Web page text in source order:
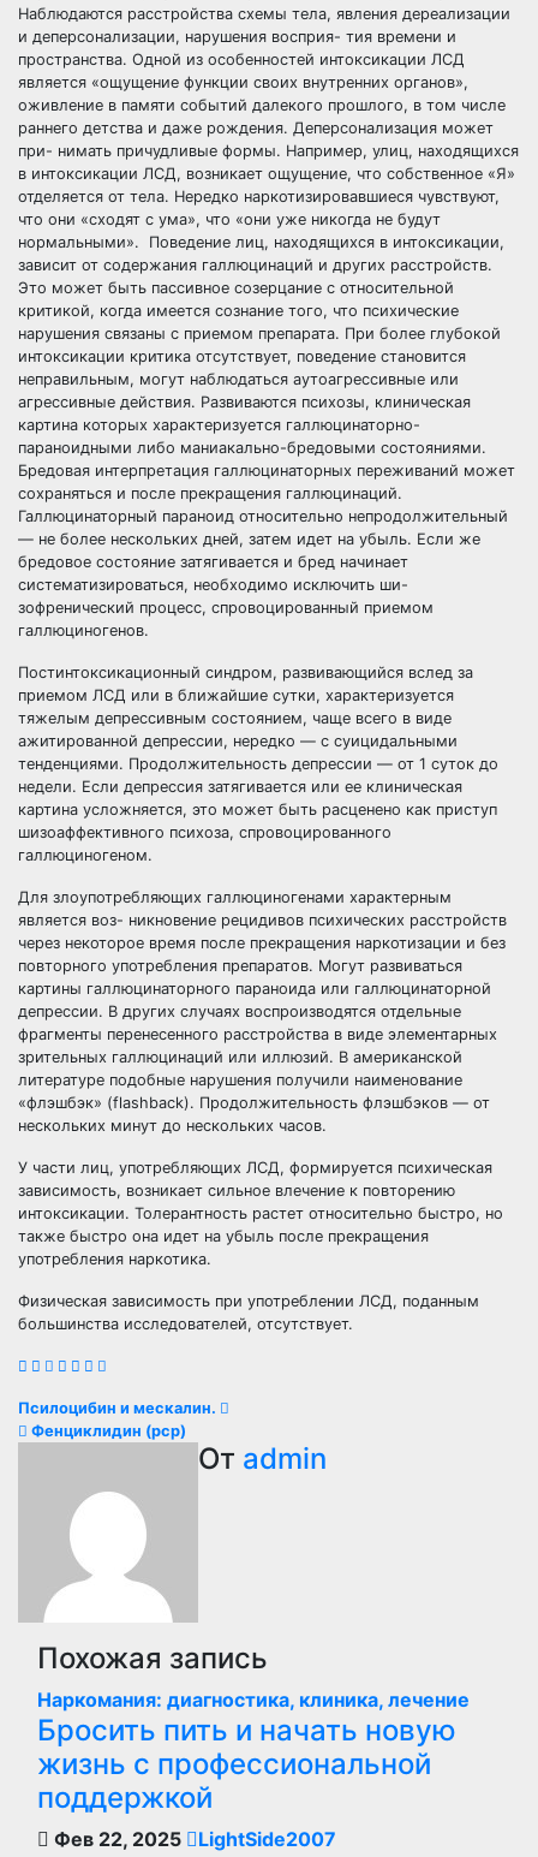
Наблюдаются расстройства схемы тела, явления дереализации
и деперсонализации, нарушения восприя- тия времени и
пространства. Одной из особенностей интоксикации ЛСД
является «ощущение функции своих внутренних органов»,
оживление в памяти событий далекого прошлого, в том числе
раннего детства и даже рождения. Деперсонализация может
при- нимать причудливые формы. Например, улиц, находящихся
в интоксикации ЛСД, возникает ощущение, что собственное «Я»
отделяется от тела. Нередко наркотизировавшиеся чувствуют,
что они «сходят с ума», что «они уже никогда не будут
нормальными». Поведение лиц, находящихся в интоксикации,
зависит от содержания галлюцинаций и других расстройств.
Это может быть пассивное созерцание с относительной
критикой, когда имеется сознание того, что психические
нарушения связаны с приемом препарата. При более глубокой
интоксикации критика отсутствует, поведение становится
неправильным, могут наблюдаться аутоагрессивные или
агрессивные действия. Развиваются психозы, клиническая
картина которых характеризуется галлюцинаторно-
параноидными либо маниакально-бредовыми состояниями.
Бредовая интерпретация галлюцинаторных переживаний может
сохраняться и после прекращения галлюцинаций.
Галлюцинаторный параноид относительно непродолжительный
— не более нескольких дней, затем идет на убыль. Если же
бредовое состояние затягивается и бред начинает
систематизироваться, необходимо исключить ши-
зофренический процесс, спровоцированный приемом
галлюциногенов.
Постинтоксикационный синдром, развивающийся вслед за
приемом ЛСД или в ближайшие сутки, характеризуется
тяжелым депрессивным состоянием, чаще всего в виде
ажитированной депрессии, нередко — с суицидальными
тенденциями. Продолжительность депрессии — от 1 суток до
недели. Если депрессия затягивается или ее клиническая
картина усложняется, это может быть расценено как приступ
шизоаффективного психоза, спровоцированного
галлюциногеном.
Для злоупотребляющих галлюциногенами характерным
является воз- никновение рецидивов психических расстройств
через некоторое время после прекращения наркотизации и без
повторного употребления препаратов. Могут развиваться
картины галлюцинаторного параноида или галлюцинаторной
депрессии. В других случаях воспроизводятся отдельные
фрагменты перенесенного расстройства в виде элементарных
зрительных галлюцинаций или иллюзий. В американской
литературе подобные нарушения получили наименование
«флэшбэк» (flashback). Продолжительность флэшбэков — от
нескольких минут до нескольких часов.
У части лиц, употребляющих ЛСД, формируется психическая
зависимость, возникает сильное влечение к повторению
интоксикации. Толерантность растет относительно быстро, но
также быстро она идет на убыль после прекращения
употребления наркотика.
Физическая зависимость при употреблении ЛСД, поданным
большинства исследователей, отсутствует.
Навигация
записям
Псилоцибин и мескалин.
Фенциклидин (pcp)
От admin
Похожая запись
Наркомания: диагностика, клиника, лечение
Бросить пить и начать новую
жизнь с профессиональной
поддержкой
Фев 22, 2025
LightSide2007